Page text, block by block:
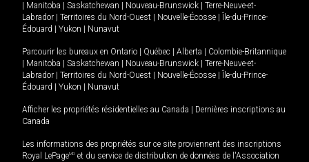
Manitoba Saskatchewan Nouveau-Brunswick
Terre-Neuve-et-
Labrador
Territoires du Nord-Ouest Nouvelle-Écosse
Île-du-Prince-
Édouard
Yukon Nunavut
Parcourir les bureaux en Ontario Québec Alberta
Colombie-Britannique
Manitoba Saskatchewan Nouveau-Brunswick
Terre-Neuve-et-
Labrador
Territoires du Nord-Ouest Nouvelle-Écosse
Île-du-Prince-
Édouard
Yukon Nunavut
Afficher les propriétés résidentielles au Canada
Dernières inscriptions au
Canada
Les informations des propriétés sur ce site proviennent des inscriptions
Royal LePageMD et du service de distribution de données de l'Association